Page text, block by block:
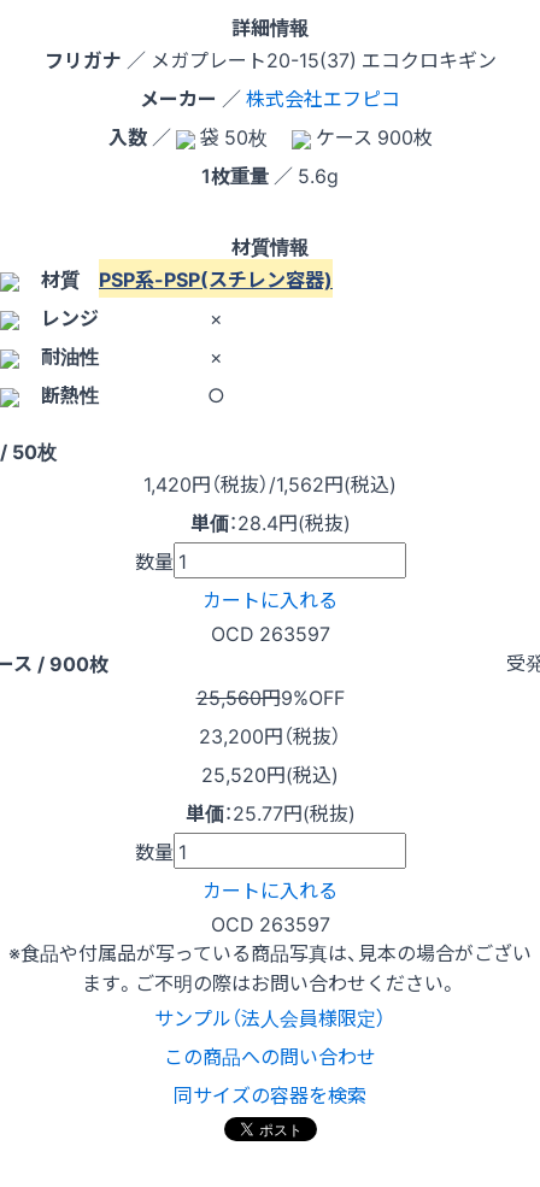
詳細情報
フリガナ ／ メガプレート20-15(37) エコクロキギン
メーカー ／株式会社エフピコ
入数／ 袋 50枚
ケース 900枚
1枚重量 ／ 5.6g
材質情報
材質 PSP系-PSP(スチレン容器)
レンジ
×
耐油性
×
断熱性
○
50枚
1,420円（税抜）/1,562円(税込)
単価：28.4円(税抜)
数量
カートに入れる
OCD 263597
ス / 900枚
受
25,560円9%OFF
23,200円（税抜）
25,520円(税込)
単価：25.77円(税抜)
数量
カートに入れる
OCD 263597
※食品や付属品が写っている商品写真は、見本の場合がござい
ます。ご不明の際はお問い合わせください。
サンプル（法人会員様限定）
この商品への問い合わせ
同サイズの容器を検索